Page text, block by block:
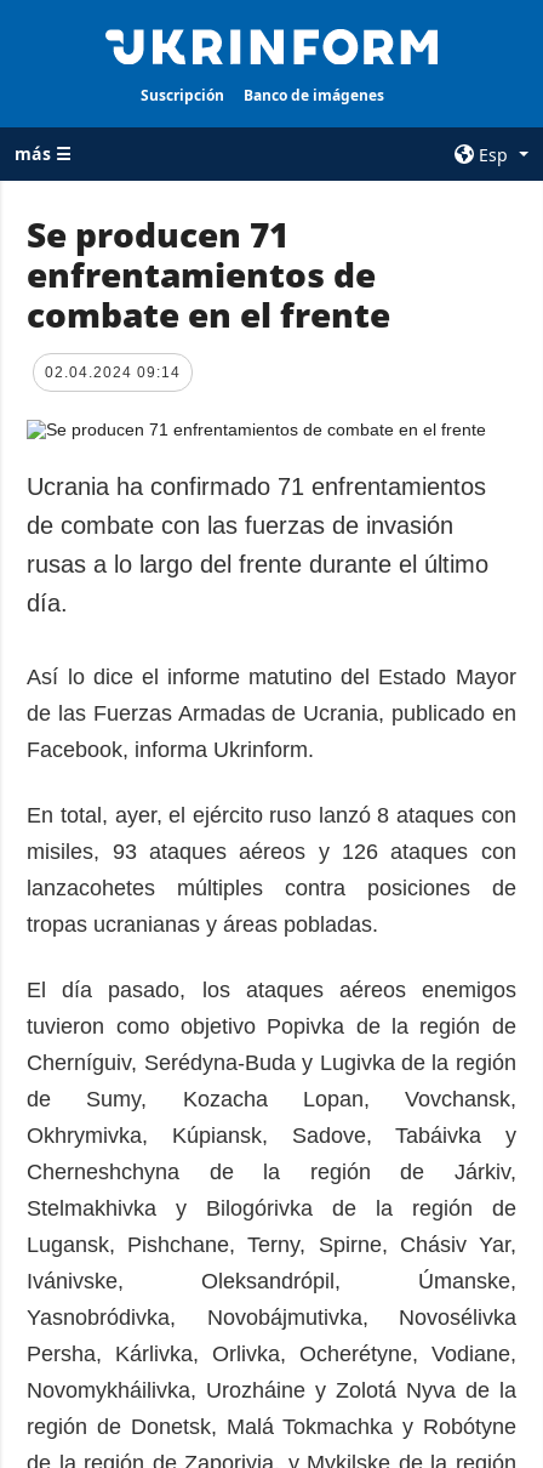
Suscripción Banco de imágenes
más ☰
Esp
TODAS LAS
CATEGORÍAS
Guerra
Reconstrucción
Política
Economía
Defensa
Sociedad y
emergencias
AGENCIA
sobre la agencia
Política de
privacidad y
protección de
datos personales
Podcasts
Publicaciones
Entrevistas
Fotos
Releases
Suscripción
Banco de
imágenes
Se producen 71
enfrentamientos de
combate en el frente
02.04.2024 09:14
Ucrania ha confirmado 71 enfrentamientos
de combate con las fuerzas de invasión
rusas a lo largo del frente durante el último
día.
Así lo dice el informe matutino del Estado Mayor
de las Fuerzas Armadas de Ucrania, publicado en
Facebook, informa Ukrinform.
En total, ayer, el ejército ruso lanzó 8 ataques con
misiles, 93 ataques aéreos y 126 ataques con
lanzacohetes múltiples contra posiciones de
tropas ucranianas y áreas pobladas.
El día pasado, los ataques aéreos enemigos
tuvieron como objetivo Popivka de la región de
Cherníguiv, Serédyna-Buda y Lugivka de la región
de Sumy, Kozacha Lopan, Vovchansk,
Okhrymivka, Kúpiansk, Sadove, Tabáivka y
Cherneshchyna de la región de Járkiv,
Stelmakhivka y Bilogórivka de la región de
Lugansk, Pishchane, Terny, Spirne, Chásiv Yar,
Ivánivske, Oleksandrópil, Úmanske,
Yasnobródivka, Novobájmutivka, Novosélivka
Persha, Kárlivka, Orlivka, Ocherétyne, Vodiane,
Novomykháilivka, Urozháine y Zolotá Nyva de la
región de Donetsk, Malá Tokmachka y Robótyne
de la región de Zaporiyia, y Mykilske de la región